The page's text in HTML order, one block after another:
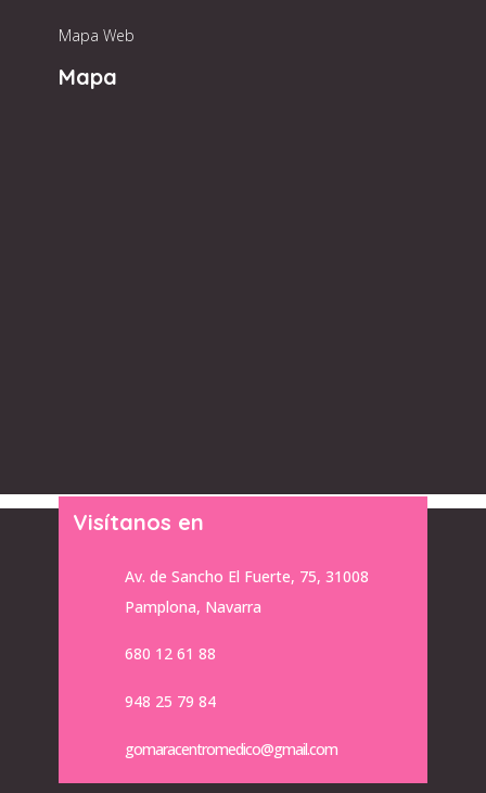
Mapa Web
Mapa
Visítanos en
Av. de Sancho El Fuerte, 75, 31008
Pamplona, Navarra
680 12 61 88
948 25 79 84
gomaracentromedico@gmail.com